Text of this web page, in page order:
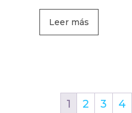
Leer más
1 2 3 4